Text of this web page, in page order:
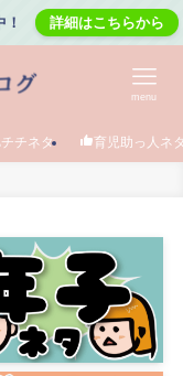
詳細はこちらから
menu
チチネタ 育児助っ人ネ